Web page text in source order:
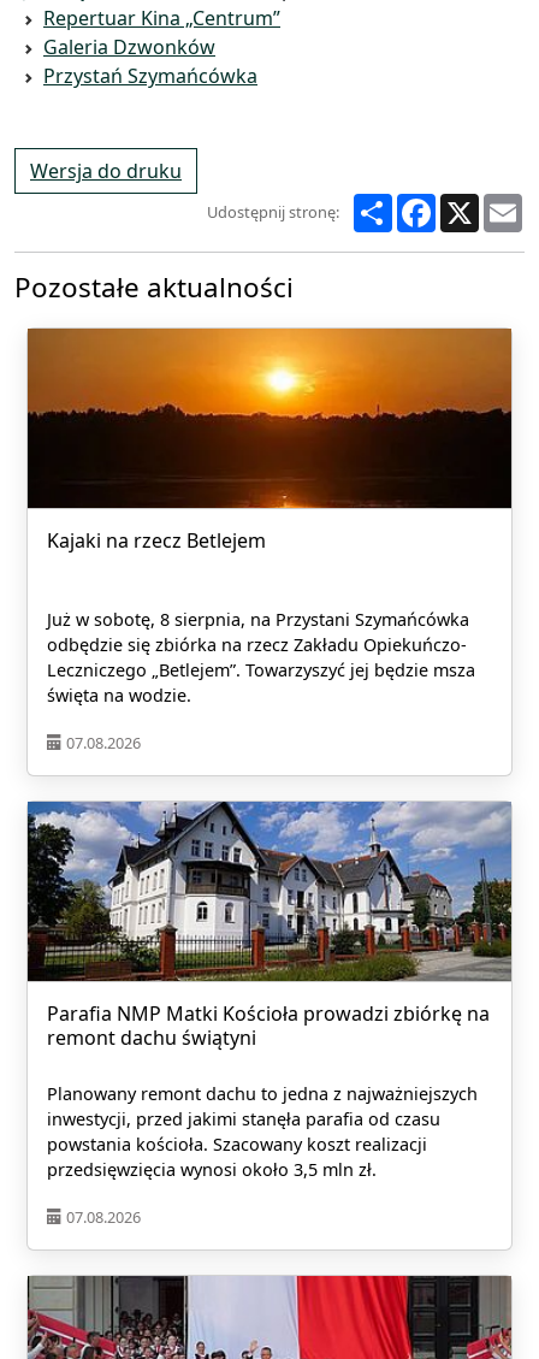
Repertuar Kina „Centrum”
Galeria Dzwonków
Przystań Szymańcówka
Wersja do druku
Udostępnij stronę: ShareFacebook
X
Pozostałe aktualności
Kajaki na rzecz Betlejem
Już w sobotę, 8 sierpnia, na Przystani Szymańcówka
odbędzie się zbiórka na rzecz Zakładu Opiekuńczo-
Leczniczego „Betlejem”. Towarzyszyć jej będzie msza
święta na wodzie.
07.08.2026
Parafia NMP Matki Kościoła prowadzi zbiórkę na
remont dachu świątyni
Planowany remont dachu to jedna z najważniejszych
inwestycji, przed jakimi stanęła parafia od czasu
powstania kościoła. Szacowany koszt realizacji
przedsięwzięcia wynosi około 3,5 mln zł.
07.08.2026